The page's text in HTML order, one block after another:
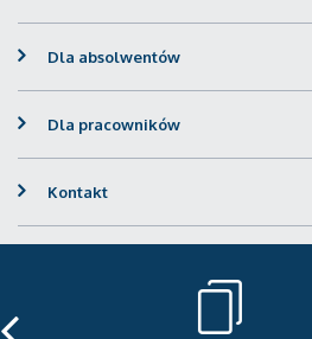
Dla absolwentów
Dla pracowników
Kontakt